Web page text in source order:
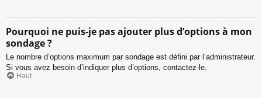
Pourquoi ne puis-je pas ajouter plus d’options à mon
sondage ?
Le nombre d’options maximum par sondage est défini par l’administrateur.
Si vous avez besoin d’indiquer plus d’options, contactez-le.
Haut